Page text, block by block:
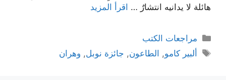
هائلة لا يدانيه انتشارٌ … اقرأ المزيد
التصنيفات
مراجعات الكتب
الوسوم
ألبير كامو, الطاعون, جائزة نوبل, وهران